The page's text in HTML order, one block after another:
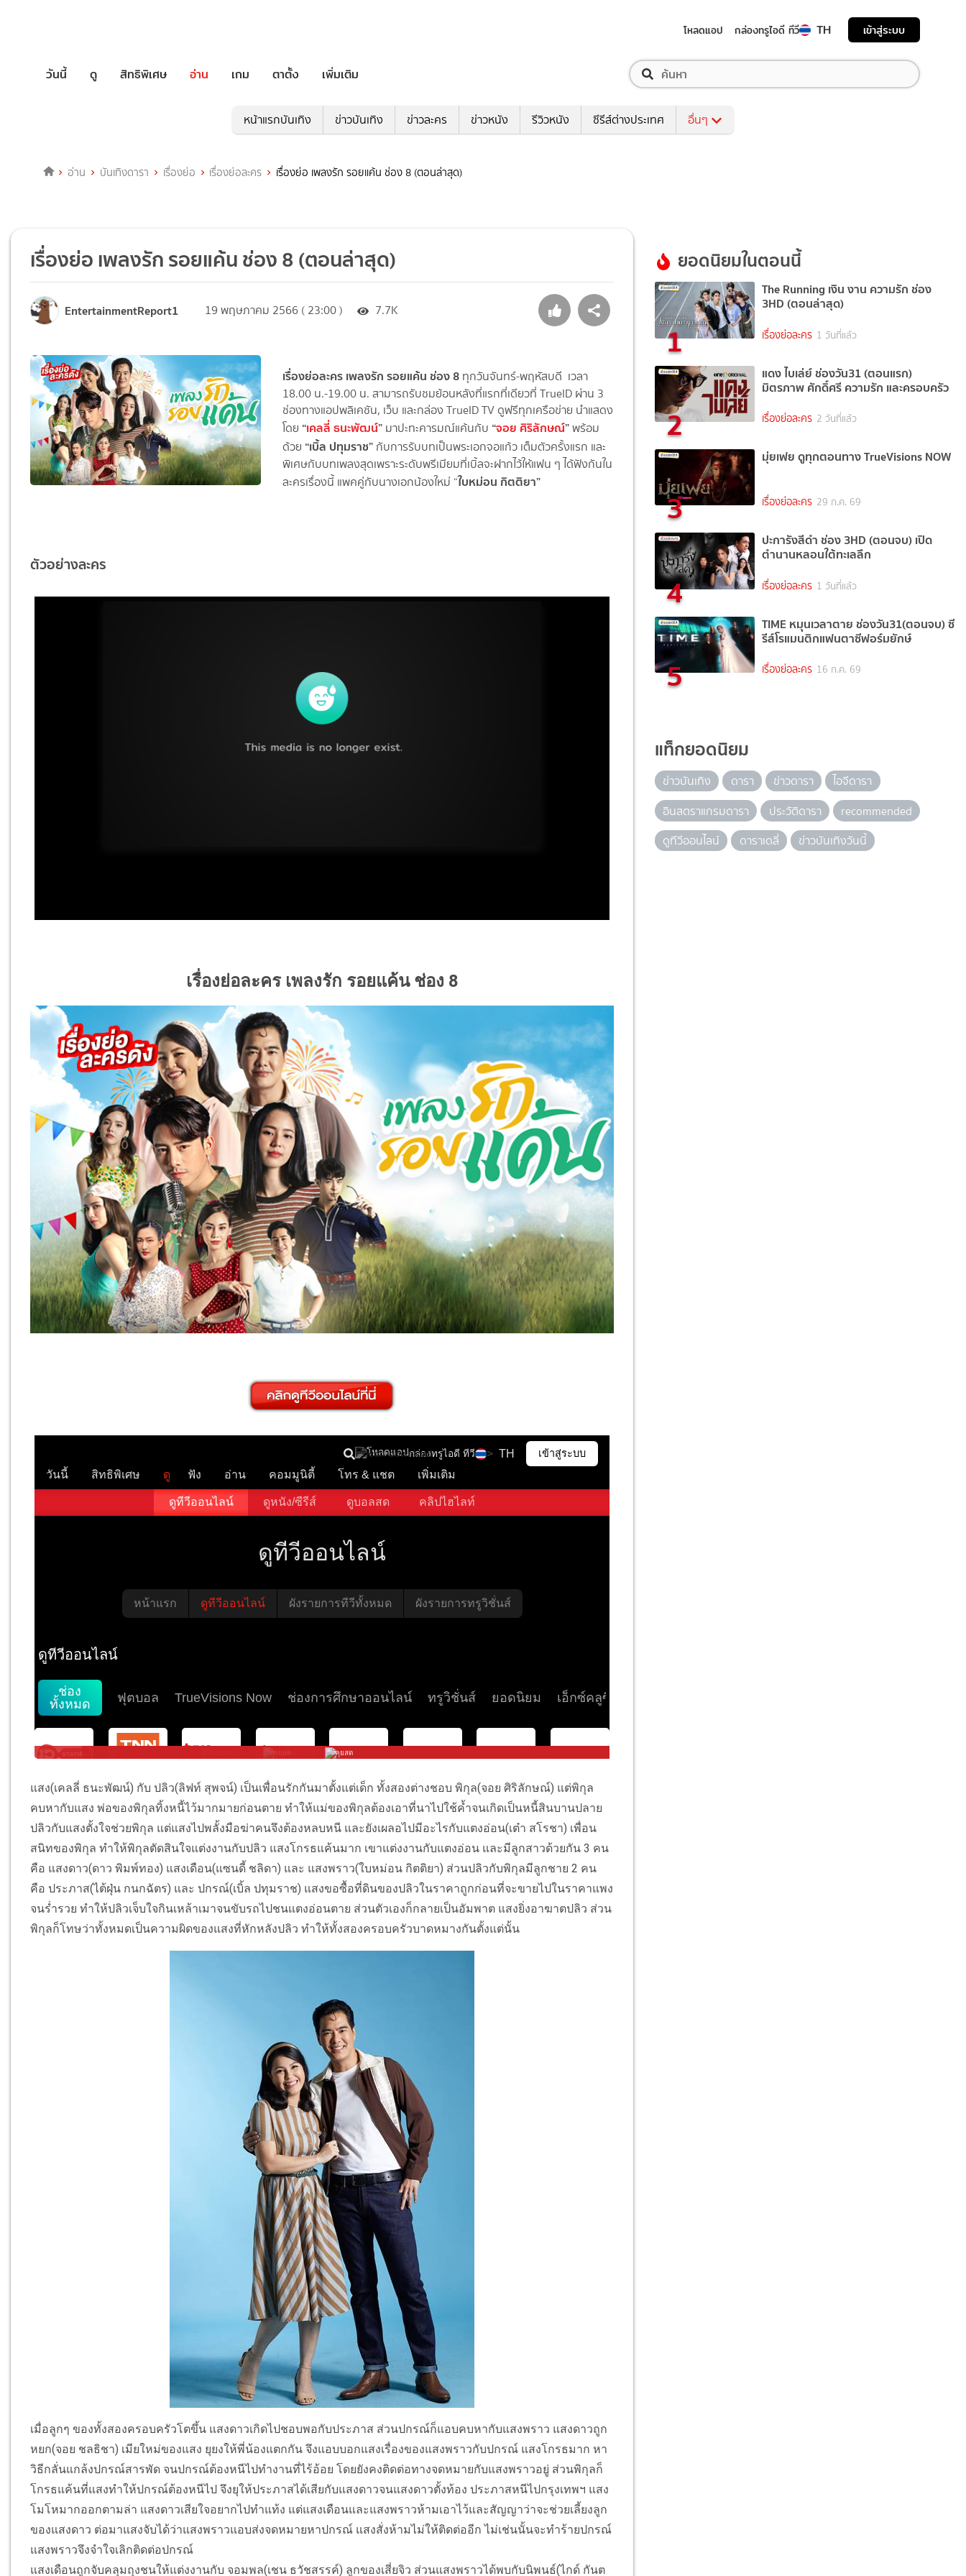
โหลดแอป กล่องทรูไอดี ทีวี TH เข้าสู่ระบบ
วันนี้ ดู สิทธิพิเศษ อ่าน เกม ตาตั้ง เพิ่มเติม
หน้าแรกบันเทิง ข่าวบันเทิง ข่าวละคร ข่าวหนัง รีวิวหนัง ซีรีส์ต่างประเทศ อื่นๆ
อ่าน บันเทิงดารา เรื่องย่อ เรื่องย่อละคร เรื่องย่อ เพลงรัก รอยแค้น ช่อง 8 (ตอนล่าสุด)
เรื่องย่อ เพลงรัก รอยแค้น ช่อง 8 (ตอนล่าสุด)
EntertainmentReport1 19 พฤษภาคม 2566 ( 23:00 ) 7.7K
เรื่องย่อละคร เพลงรัก รอยแค้น ช่อง 8 ทุกวันจันทร์-พฤหัสบดี เวลา
18.00 น.-19.00 น. สามารถรับชมย้อนหลังที่แรกที่เดียวที่ TrueID ผ่าน 3
ช่องทางแอปพลิเคชัน, เว็บ และกล่อง TrueID TV ดูฟรีทุกเครือข่าย นำแสดง
โดย “เคลลี่ ธนะพัฒน์” มาปะทะคารมณ์แค้นกับ “จอย ศิริลักษณ์”พร้อม
ด้วย “เบิ้ล ปทุมราช”กับการรับบทเป็นพระเอกจอแก้ว เต็มตัวครั้งแรก และ
พิเศษกับบทเพลงสุดเพราะระดับพรีเมียมที่เบิ้ลจะฝากไว้ให้แฟน ๆ ได้ฟังกันใน
ละครเรื่องนี้ แพคคู่กับนางเอกน้องใหม่ “ใบหม่อน กิตติยา”
ตัวอย่างละคร
เรื่องย่อละคร เพลงรัก รอยแค้น ช่อง 8
แสง(เคลลี่ ธนะพัฒน์) กับ ปลิว(ลิฟท์ สุพจน์) เป็นเพื่อนรักกันมาตั้งแต่เด็ก ทั้งสองต่างชอบ พิกุล(จอย ศิริลักษณ์) แต่พิกุล
คบหากับแสง พ่อของพิกุลทิ้งหนี้ไว้มากมายก่อนตาย ทำให้แม่ของพิกุลต้องเอาที่นาไปใช้ค้ำจนเกิดเป็นหนี้สินบานปลาย
ปลิวกับแสงตั้งใจช่วยพิกุล แต่แสงไปพลั้งมือฆ่าคนจึงต้องหลบหนี และยังเผลอไปมีอะไรกับแตงอ่อน(เต๋า สโรชา) เพื่อน
สนิทของพิกุล ทำให้พิกุลตัดสินใจแต่งงานกับปลิว แสงโกรธแค้นมาก เขาแต่งงานกับแตงอ่อน และมีลูกสาวด้วยกัน 3 คน
คือ แสงดาว(ดาว พิมพ์ทอง) แสงเดือน(แซนดี้ ชลิดา) และ แสงพราว(ใบหม่อน กิตติยา) ส่วนปลิวกับพิกุลมีลูกชาย 2 คน
คือ ประภาส(ไต้ฝุ่น กนกฉัตร) และ ปกรณ์(เบิ้ล ปทุมราช) แสงขอซื้อที่ดินของปลิวในราคาถูกก่อนที่จะขายไปในราคาแพง
จนร่ำรวย ทำให้ปลิวเจ็บใจกินเหล้าเมาจนขับรถไปชนแตงอ่อนตาย ส่วนตัวเองก็กลายเป็นอัมพาต แสงยิ่งอาฆาตปลิว ส่วน
พิกุลก็โทษว่าทั้งหมดเป็นความผิดของแสงที่หักหลังปลิว ทำให้ทั้งสองครอบครัวบาดหมางกันตั้งแต่นั้น
เมื่อลูกๆ ของทั้งสองครอบครัวโตขึ้น แสงดาวเกิดไปชอบพอกับประภาส ส่วนปกรณ์ก็แอบคบหากับแสงพราว แสงดาวถูก
หยก(จอย ชลธิชา) เมียใหม่ของแสง ยุยงให้พี่น้องแตกกัน จึงแอบบอกแสงเรื่องของแสงพราวกับปกรณ์ แสงโกรธมาก หา
วิธีกลั่นแกล้งปกรณ์สารพัด จนปกรณ์ต้องหนีไปทำงานที่ไร้อ้อย โดยยังคงติดต่อทางจดหมายกับแสงพราวอยู่ ส่วนพิกุลก็
โกรธแค้นที่แสงทำให้ปกรณ์ต้องหนีไป จึงยุให้ประภาสได้เสียกับแสงดาวจนแสงดาวตั้งท้อง ประภาสหนีไปกรุงเทพฯ แสง
โมโหมากออกตามล่า แสงดาวเสียใจอยากไปทำแท้ง แต่แสงเดือนและแสงพราวห้ามเอาไว้และสัญญาว่าจะช่วยเลี้ยงลูก
ของแสงดาว ต่อมาแสงจับได้ว่าแสงพราวแอบส่งจดหมายหาปกรณ์ แสงสั่งห้ามไม่ให้ติดต่ออีก ไม่เช่นนั้นจะทำร้ายปกรณ์
แสงพราวจึงจำใจเลิกติดต่อปกรณ์
แสงเดือนถูกจับคลุมถุงชนให้แต่งงานกับ จอมพล(เชน ธวัชสรรค์) ลูกของเสี่ยจิว ส่วนแสงพราวได้พบกับนิพนธ์(ไกด์ กันต
ยอดนิยมในตอนนี้
1
The Running เงิน งาน ความรัก ช่อง
3HD (ตอนล่าสุด)
เรื่องย่อละคร 1 วันที่แล้ว
2
แดง ไบเล่ย์ ช่องวัน31 (ตอนแรก)
มิตรภาพ ศักดิ์ศรี ความรัก และครอบครัว
เรื่องย่อละคร 2 วันที่แล้ว
3
มุ่ยเฟย ดูทุกตอนทาง TrueVisions NOW
เรื่องย่อละคร 29 ก.ค. 69
4
ปะการังสีดำ ช่อง 3HD (ตอนจบ) เปิด
ตำนานหลอนใต้ทะเลลึก
เรื่องย่อละคร 1 วันที่แล้ว
5
TIME หมุนเวลาตาย ช่องวัน31(ตอนจบ) ซี
รีส์โรแมนติกแฟนตาซีฟอร์มยักษ์
เรื่องย่อละคร 16 ก.ค. 69
แท็กยอดนิยม
ข่าวบันเทิง ดารา ข่าวดารา
ไอจีดารา
อินสตราแกรมดารา
ประวัติดารา
recommended
ดูทีวีออนไลน์
ดาราเดลี่ ข่าวบันเทิงวันนี้